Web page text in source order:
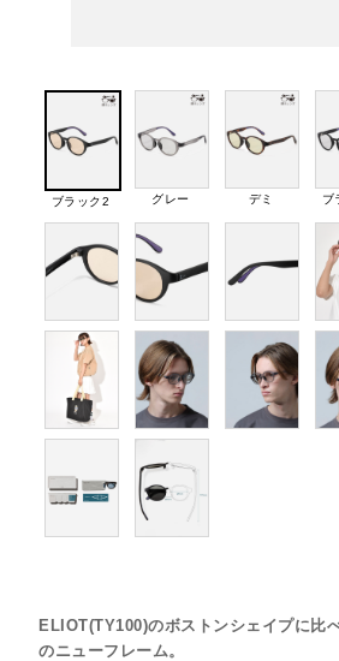
ブラック2 グレー デミ ブ
ELIOT(TY100)のボストンシェイプに比
のニューフレーム。